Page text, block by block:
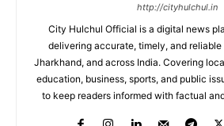
http://cityhulchul.in
City Hulchul Official is a digital news
delivering accurate, timely, and reliable
Jharkhand, and across India. Covering
education, business, sports, and public
to keep readers informed with factual